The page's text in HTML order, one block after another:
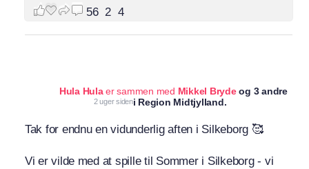
56 2 4
Hula Hulaer sammen med Mikkel Brydeog 3 andre
i Region Midtjylland.
2 uger siden
Tak for endnu en vidunderlig aften i Silkeborg 🥰
Vi er vilde med at spille til Sommer i Silkeborg - vi